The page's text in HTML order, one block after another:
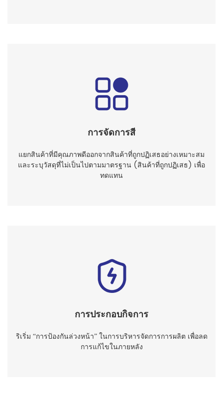
การจัดการสี
แยกสินค้าที่มีคุณภาพดีออกจากสินค้าที่ถูกปฏิเสธอย่างเหมาะสม
และระบุวัสดุที่ไม่เป็นไปตามมาตรฐาน (สินค้าที่ถูกปฏิเสธ) เพื่อ
ทดแทน
การประกอบกิจการ
ริเริ่ม “การป้องกันล่วงหน้า” ในการบริหารจัดการการผลิต เพื่อลด
การแก้ไขในภายหลัง